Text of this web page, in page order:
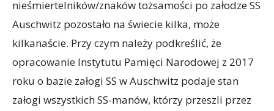
nieśmiertelników/znaków tożsamości po załodze SS
Auschwitz pozostało na świecie kilka, może
kilkanaście. Przy czym należy podkreślić, że
opracowanie Instytutu Pamięci Narodowej z 2017
roku o bazie załogi SS w Auschwitz podaje stan
załogi wszystkich SS-manów, którzy przeszli przez